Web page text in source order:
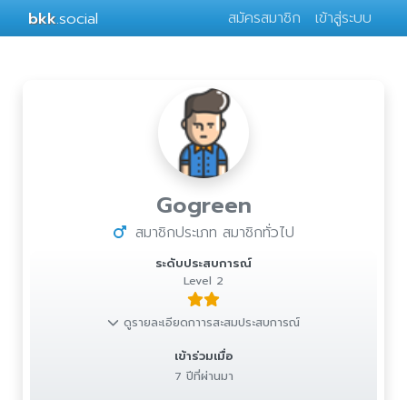
bkk.social สมัครสมาชิก เข้าสู่ระบบ
Gogreen
สมาชิกประเภท สมาชิกทั่วไป
ระดับประสบการณ์
Level 2
ดูรายละเอียดกาารสะสมประสบการณ์
เข้าร่วมเมื่อ
7 ปีที่ผ่านมา